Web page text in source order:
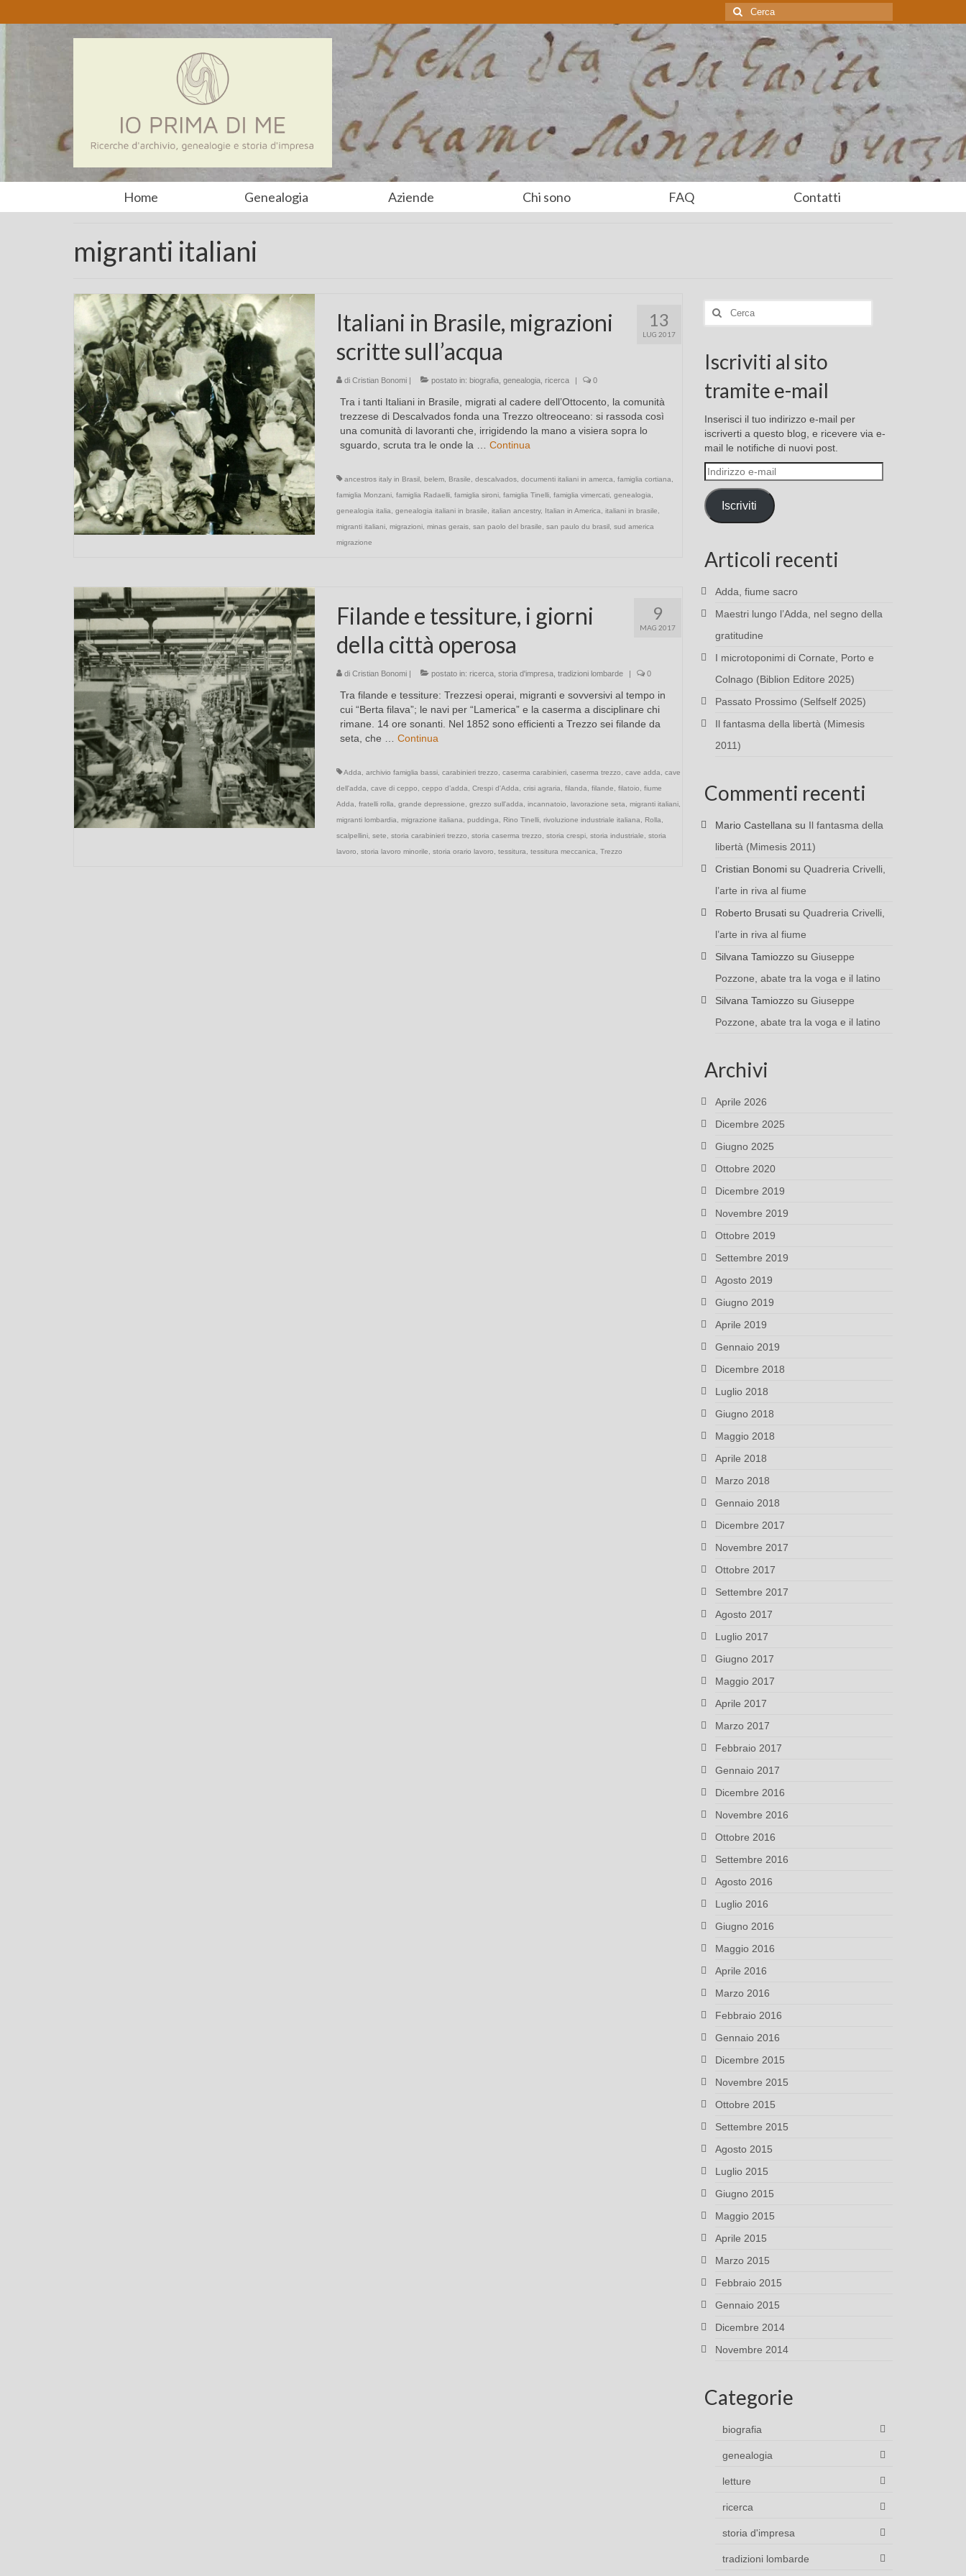
Cerca:
Home Genealogia Aziende Chi sono FAQ Contatti
migranti italiani
13
LUG 2017
Italiani in Brasile, migrazioni
scritte sull’acqua
di Cristian Bonomi| postato in: biografia, genealogia, ricerca | 0
Tra i tanti Italiani in Brasile, migrati al cadere dell’Ottocento, la comunità
trezzese di Descalvados fonda una Trezzo oltreoceano: si rassoda così
una comunità di lavoranti che, irrigidendo la mano a visiera sopra lo
sguardo, scruta tra le onde la … Continua
ancestros italy in Brasil, belem, Brasile descalvados, documenti italiani in amerca famiglia cortiana
famiglia Monzani, famiglia Radaelli, famiglia sironi, famiglia Tinelli, famiglia vimercati, genealogia
genealogia italia
genealogia italiani in brasile italian ancestry, Italian in America italiani in brasile
migranti italiani, migrazioni, minas gerais, san paolo del brasile san paulo du brasil, sud america
migrazione
9
MAG 2017
Filande e tessiture, i giorni
della città operosa
di Cristian Bonomi| postato in: ricerca, storia d'impresa, tradizioni lombarde | 0
Tra filande e tessiture: Trezzesi operai, migranti e sovversivi al tempo in
cui “Berta filava”; le navi per “Lamerica” e la caserma a disciplinare chi
rimane. 14 ore sonanti. Nel 1852 sono efficienti a Trezzo sei filande da
seta, che … Continua
Adda archivio famiglia bassi, carabinieri trezzo caserma carabinieri, caserma trezzo cave adda
cave
dell'adda
cave di ceppo ceppo d’adda Crespi d'Adda crisi agraria filanda filande filatoio
fiume
Adda
fratelli rolla grande depressione grezzo sull'adda incannatoio lavorazione seta migranti italiani,
migranti lombardia
migrazione italiana puddinga Rino Tinelli, rivoluzione industriale italiana Rolla
scalpellini, sete storia carabinieri trezzo storia caserma trezzo storia crespi, storia industriale
storia
lavoro
storia lavoro minorile storia orario lavoro tessitura tessitura meccanica Trezzo
Cerca:
Iscriviti al sito
tramite e-mail
Inserisci il tuo indirizzo e-mail per
iscriverti a questo blog, e ricevere via e-
mail le notifiche di nuovi post.
Indirizzo
e-
mail
Iscriviti
Articoli recenti
Adda, fiume sacro
Maestri lungo l’Adda, nel segno della
gratitudine
I microtoponimi di Cornate, Porto e
Colnago (Biblion Editore 2025)
Passato Prossimo (Selfself 2025)
Il fantasma della libertà (Mimesis
2011)
Commenti recenti
Mario Castellana su Il fantasma della
libertà (Mimesis 2011)
Cristian Bonomisu Quadreria Crivelli,
l’arte in riva al fiume
Roberto Brusatisu Quadreria Crivelli,
l’arte in riva al fiume
Silvana Tamiozzosu Giuseppe
Pozzone, abate tra la voga e il latino
Silvana Tamiozzosu Giuseppe
Pozzone, abate tra la voga e il latino
Archivi
Aprile 2026
Dicembre 2025
Giugno 2025
Ottobre 2020
Dicembre 2019
Novembre 2019
Ottobre 2019
Settembre 2019
Agosto 2019
Giugno 2019
Aprile 2019
Gennaio 2019
Dicembre 2018
Luglio 2018
Giugno 2018
Maggio 2018
Aprile 2018
Marzo 2018
Gennaio 2018
Dicembre 2017
Novembre 2017
Ottobre 2017
Settembre 2017
Agosto 2017
Luglio 2017
Giugno 2017
Maggio 2017
Aprile 2017
Marzo 2017
Febbraio 2017
Gennaio 2017
Dicembre 2016
Novembre 2016
Ottobre 2016
Settembre 2016
Agosto 2016
Luglio 2016
Giugno 2016
Maggio 2016
Aprile 2016
Marzo 2016
Febbraio 2016
Gennaio 2016
Dicembre 2015
Novembre 2015
Ottobre 2015
Settembre 2015
Agosto 2015
Luglio 2015
Giugno 2015
Maggio 2015
Aprile 2015
Marzo 2015
Febbraio 2015
Gennaio 2015
Dicembre 2014
Novembre 2014
Categorie
biografia
genealogia
letture
ricerca
storia d'impresa
tradizioni lombarde